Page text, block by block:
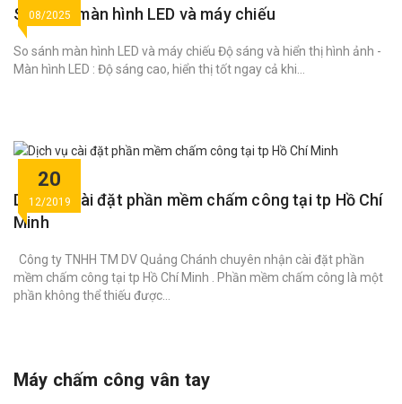
08/2025
So sánh màn hình LED và máy chiếu
So sánh màn hình LED và máy chiếu Độ sáng và hiển thị hình ảnh -
Màn hình LED : Độ sáng cao, hiển thị tốt ngay cả khi...
20
12/2019
Dịch vụ cài đặt phần mềm chấm công tại tp Hồ Chí
Minh
Công ty TNHH TM DV Quảng Chánh chuyên nhận cài đặt phần
mềm chấm công tại tp Hồ Chí Minh . Phần mềm chấm công là một
phần không thể thiếu được...
Máy chấm công vân tay